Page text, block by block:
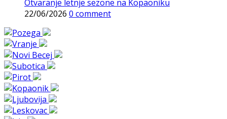
Otvaranje letnje sezone na Kopaoniku
22/06/2026 0 comment